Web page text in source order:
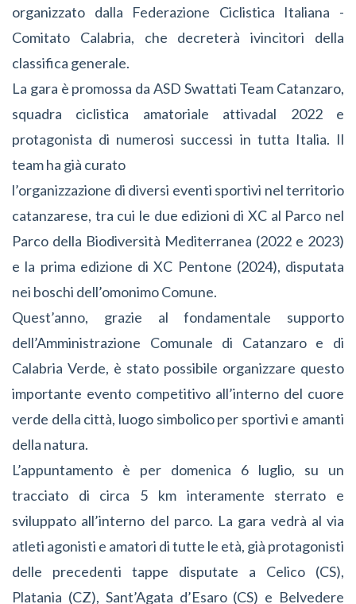
organizzato dalla Federazione Ciclistica Italiana -
Comitato Calabria, che decreterà ivincitori della
classifica generale.
La gara è promossa da ASD Swattati Team Catanzaro,
squadra ciclistica amatoriale attivadal 2022 e
protagonista di numerosi successi in tutta Italia. Il
team ha già curato
l’organizzazione di diversi eventi sportivi nel territorio
catanzarese, tra cui le due edizioni di XC al Parco nel
Parco della Biodiversità Mediterranea (2022 e 2023)
e la prima edizione di XC Pentone (2024), disputata
nei boschi dell’omonimo Comune.
Quest’anno, grazie al fondamentale supporto
dell’Amministrazione Comunale di Catanzaro e di
Calabria Verde, è stato possibile organizzare questo
importante evento competitivo all’interno del cuore
verde della città, luogo simbolico per sportivi e amanti
della natura.
L’appuntamento è per domenica 6 luglio, su un
tracciato di circa 5 km interamente sterrato e
sviluppato all’interno del parco. La gara vedrà al via
atleti agonisti e amatori di tutte le età, già protagonisti
delle precedenti tappe disputate a Celico (CS),
Platania (CZ), Sant’Agata d’Esaro (CS) e Belvedere